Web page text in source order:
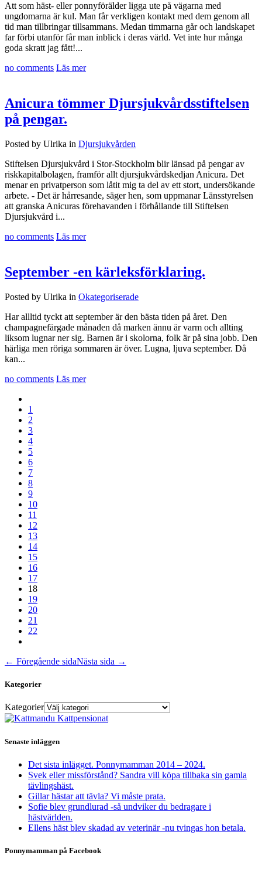
Att som häst- eller ponnyförälder ligga ute på vägarna med
ungdomarna är kul. Man får verkligen kontakt med dem genom all
tid man tillbringar tillsammans. Medan timmarna går och landskapet
far förbi utanför får man inblick i deras värld. Vet inte hur många
goda skratt jag fått!...
no comments Läs mer
Anicura tömmer Djursjukvårdsstiftelsen
på pengar.
Posted by Ulrika in Djursjukvården
Stiftelsen Djursjukvård i Stor-Stockholm blir länsad på pengar av
riskkapitalbolagen, framför allt djursjukvårdskedjan Anicura. Det
menar en privatperson som låtit mig ta del av ett stort, undersökande
arbete. - Det är hårresande, säger hen, som uppmanar Länsstyrelsen
att granska Anicuras förehavanden i förhållande till Stiftelsen
Djursjukvård i...
no comments Läs mer
September -en kärleksförklaring.
Posted by Ulrika in Okategoriserade
Har allltid tyckt att september är den bästa tiden på året. Den
champagnefärgade månaden då marken ännu är varm och allting
liksom lugnar ner sig. Barnen är i skolorna, folk är på sina jobb. Den
härliga men röriga sommaren är över. Lugna, ljuva september. Då
kan...
no comments Läs mer
1
2
3
4
5
6
7
8
9
10
11
12
13
14
15
16
17
18
19
20
21
22
← Föregående sidaNästa sida →
Kategorier
Kategorier
Senaste inläggen
Det sista inlägget. Ponnymamman 2014 – 2024.
Svek eller missförstånd? Sandra vill köpa tillbaka sin gamla
tävlingshäst.
Gillar hästar att tävla? Vi måste prata.
Sofie blev grundlurad -så undviker du bedragare i
hästvärlden.
Ellens häst blev skadad av veterinär -nu tvingas hon betala.
Ponnymamman på Facebook